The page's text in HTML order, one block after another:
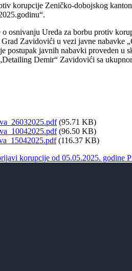
korupcije Zeničko-dobojskog
osnivanju Ureda za borbu protiv
Zavidovići u vezi javne nabavke
postupak javnih nabavki proveden
Demir“ Zavidovići sa
(95.71 KB)
(96.50 KB)
(116.37 KB)
korupcije od 05.05.2025. godine